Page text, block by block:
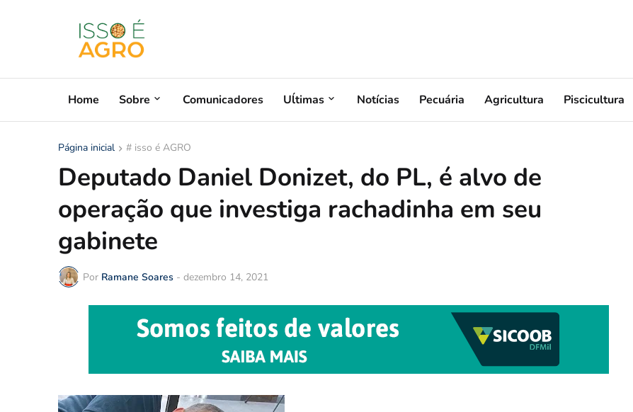
Home Sobre Comunicadores Uĺtimas Notícias Pecuária Agricultura Piscicultura
Página inicial # isso é AGRO
Deputado Daniel Donizet, do PL, é alvo de
operação que investiga rachadinha em seu
gabinete
Por Ramane Soares - dezembro 14, 2021